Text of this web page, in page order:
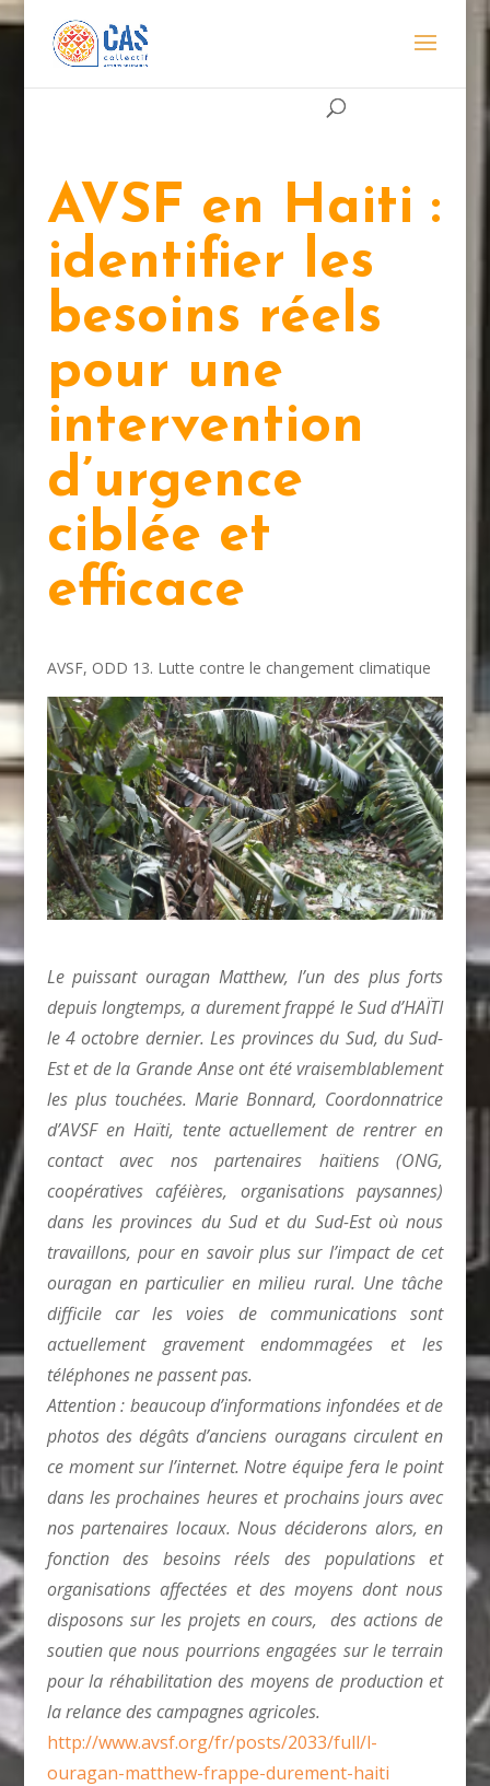
AVSF en Haiti :
identifier les
besoins réels
pour une
intervention
d’urgence
ciblée et
efficace
AVSF, ODD 13. Lutte contre le changement climatique
Le puissant ouragan Matthew, l’un des plus forts
depuis longtemps, a durement frappé le Sud d’HAÏTI
le 4 octobre dernier. Les provinces du Sud, du Sud-
Est et de la Grande Anse ont été vraisemblablement
les plus touchées. Marie Bonnard, Coordonnatrice
d’AVSF en Haïti, tente actuellement de rentrer en
contact avec nos partenaires haïtiens (ONG,
coopératives caféières, organisations paysannes)
dans les provinces du Sud et du Sud-Est où nous
travaillons, pour en savoir plus sur l’impact de cet
ouragan en particulier en milieu rural. Une tâche
difficile car les voies de communications sont
actuellement gravement endommagées et les
téléphones ne passent pas.
Attention : beaucoup d’informations infondées et de
photos des dégâts d’anciens ouragans circulent en
ce moment sur l’internet. Notre équipe fera le point
dans les prochaines heures et prochains jours avec
nos partenaires locaux. Nous déciderons alors, en
fonction des besoins réels des populations et
organisations affectées et des moyens dont nous
disposons sur les projets en cours, des actions de
soutien que nous pourrions engagées sur le terrain
pour la réhabilitation des moyens de production et
la relance des campagnes agricoles.
http://www.avsf.org/fr/posts/2033/full/l-
ouragan-matthew-frappe-durement-haiti